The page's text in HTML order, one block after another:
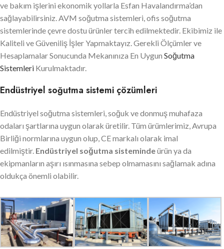
ve bakım işlerini ekonomik yollarla Esfan Havalandırma’dan
sağlayabilirsiniz. AVM soğutma sistemleri, ofis soğutma
sistemlerinde çevre dostu ürünler tercih edilmektedir. Ekibimiz ile
Kaliteli ve Güveniliş İşler Yapmaktayız. Gerekli Ölçümler ve
Hesaplamalar Sonucunda Mekanınıza En Uygun Soğutma
Sistemleri Kurulmaktadır.
Endüstriyel soğutma sistemi çözümleri
Endüstriyel soğutma sistemleri, soğuk ve donmuş muhafaza
odaları şartlarına uygun olarak üretilir. Tüm ürümlerimiz, Avrupa
Birliği normlarına uygun olup, CE markalı olarak imal
edilmiştir. Endüstriyel soğutma sistemindeürün ya da
ekipmanların aşırı ısınmasına sebep olmamasını sağlamak adına
oldukça önemli olabilir.